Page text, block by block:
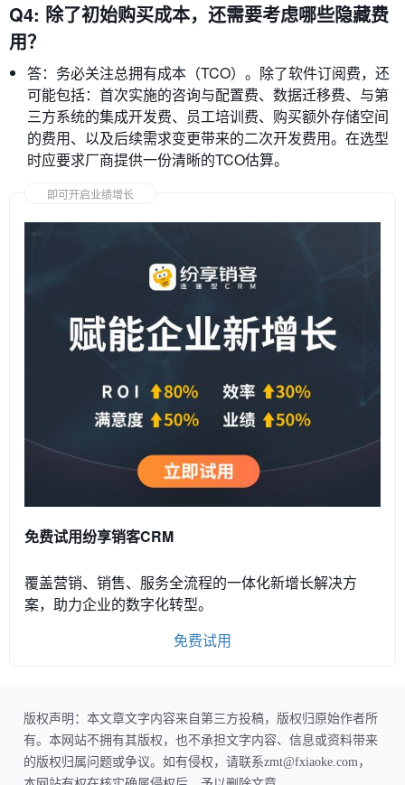
Q4: 除了初始购买成本，还需要考虑哪些隐藏费
用？
答：务必关注总拥有成本（TCO）。除了软件订阅费，还
可能包括：首次实施的咨询与配置费、数据迁移费、与第
三方系统的集成开发费、员工培训费、购买额外存储空间
的费用、以及后续需求变更带来的二次开发费用。在选型
时应要求厂商提供一份清晰的TCO估算。
即可开启业绩增长
免费试用纷享销客CRM
覆盖营销、销售、服务全流程的一体化新增长解决方
案，助力企业的数字化转型。
免费试用
版权声明：本文章文字内容来自第三方投稿，版权归原始作者所
有。本网站不拥有其版权，也不承担文字内容、信息或资料带来
的版权归属问题或争议。如有侵权，请联系zmt@fxiaoke.com，